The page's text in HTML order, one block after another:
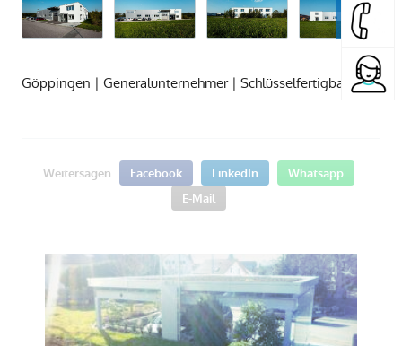
Göppingen | Generalunternehmer | Schlüsselfertigbau
Weitersagen Facebook LinkedIn
Whatsapp
E-Mail